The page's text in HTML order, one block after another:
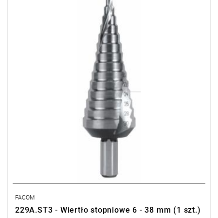
FACOM
229A.ST3 - Wiertło stopniowe 6 - 38 mm (1 szt.)